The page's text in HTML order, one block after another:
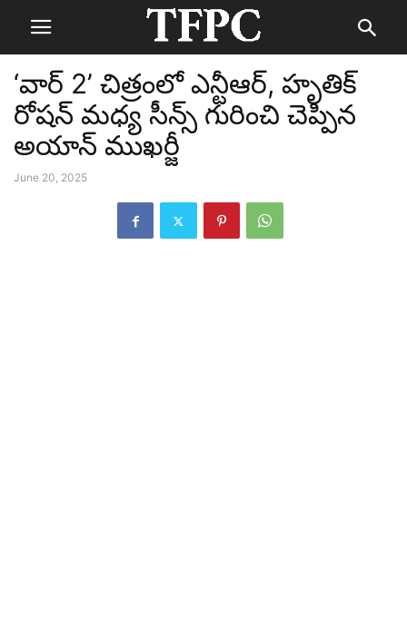
‘వార్ 2’ చిత్రంలో ఎన్టీఆర్, హృతిక్
రోషన్ మధ్య సీన్స్ గురించి చెప్పిన
అయాన్ ముఖర్జీ
June 20, 2025